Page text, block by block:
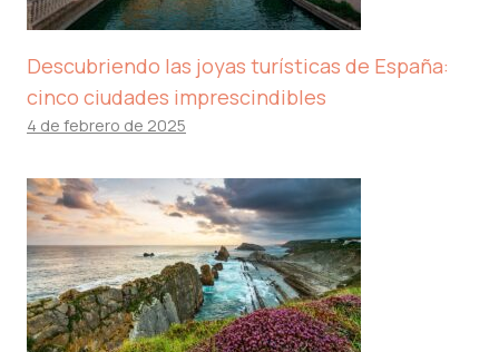
Descubriendo las joyas turísticas de España:
cinco ciudades imprescindibles
4 de febrero de 2025